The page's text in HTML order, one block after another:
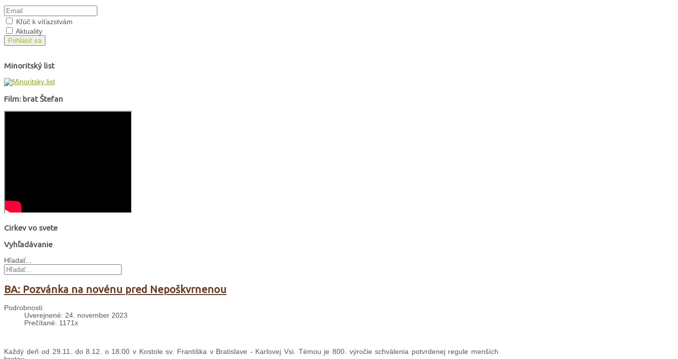
Kľúč k víťazstvám
Aktuality
Prihlásiť sa
Minoritský list
Film: brat Štefan
Cirkev vo svete
Vyhľadávanie
Hľadať...
BA: Pozvánka na novénu pred Nepoškvrnenou
Podrobnosti
Uverejnené: 24. november 2023
Prečítané: 1171x
Každý deň od 29.11. do 8.12. o 18:00 v Kostole sv. Františka v Bratislave - Karlovej Vsi. Témou je 800. výročie schválenia potvrdenej regule menších